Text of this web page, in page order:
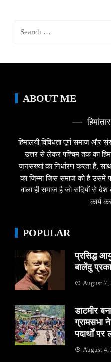
ABOUT ME
हिमालयी विविधता पूर्ण समाज और
उत्तर से लेकर पश्चिम तक का
जनसख्यां का निर्धारण करता हैं,
का जिम्मा जिस समाज को है उसमें
वाला ही समाज है जो सदियों से
कार्य
POPULAR
प्रसिद्ध
बालेंदु
August 7,
डाटमीर
ग्रामसभा
पदार्थों पर
August 4,